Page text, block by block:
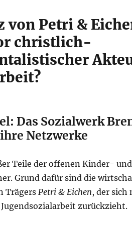
von Petri &
christlich-
Das Sozialwerk
Netzwerke
Teile der offenen Kinder-
Grund dafür sind die
TrägersPetri & Eichen, der sich
zurückzieht.